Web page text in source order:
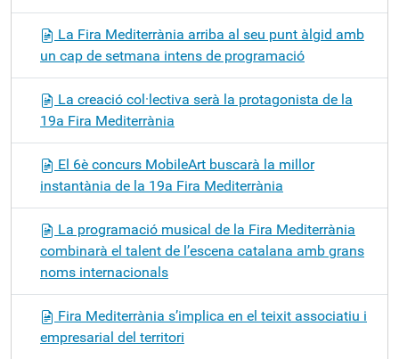
La Fira Mediterrània arriba al seu punt àlgid amb
un cap de setmana intens de programació
La creació col·lectiva serà la protagonista de la
19a Fira Mediterrània
El 6è concurs MobileArt buscarà la millor
instantània de la 19a Fira Mediterrània
La programació musical de la Fira Mediterrània
combinarà el talent de l’escena catalana amb grans
noms internacionals
Fira Mediterrània s’implica en el teixit associatiu i
empresarial del territori